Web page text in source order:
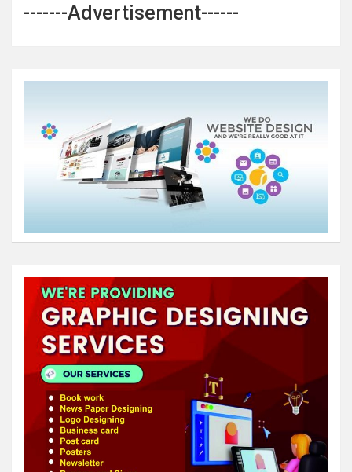
-------Advertisement------